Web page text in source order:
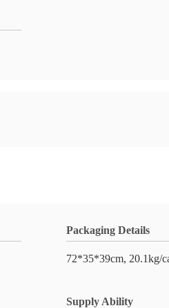
Packaging Details
72*35*39cm, 20.1kg/
Supply Ability